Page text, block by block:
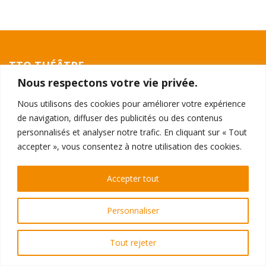
Nous respectons votre vie privée.
Nous utilisons des cookies pour améliorer votre expérience
de navigation, diffuser des publicités ou des contenus
personnalisés et analyser notre trafic. En cliquant sur « Tout
accepter », vous consentez à notre utilisation des cookies.
Personnaliser
Tout rejeter
Accepter tout
TTO THÉÂTRE
396 - 398 Galeries de la Toison d'Or
RÉSERVATIONS
Par téléphone au 02 510 0510
© Théâtre de la Toison d'Or 2026